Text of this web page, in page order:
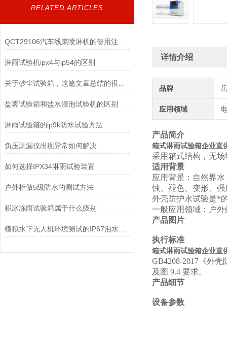
RELATED ARTICLES
淋雨试验机ipx4与ip54的区别
盐雾试验箱和盐水浸泡试验机的区别
淋雨试验箱的ip9k防水试验方法
负压测漏仪出现异常如何解决
如何选择IPX34淋雨试验装置
户外柜做5级防水的测试方法
积冰冻雨试验箱属于什么级别
详情介绍
品牌
应用领域
产品简介
箱式淋雨试验箱企业直
采用箱式结构，无
适用背景
应用背景：自然界
蚀、褪色、变形、
外壳防护水试验是*
一般应用领域：户
产品图片
执行标准
箱式淋雨试验箱企业直
GB4208-2017《外壳
及图 9.4 要求。
产品细节
设备参数